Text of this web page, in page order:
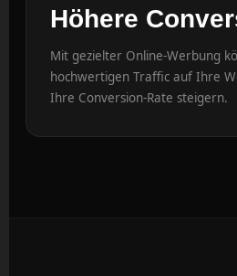
Höhere
Mit gezielter Online-Werbung
hochwertigen Traffic auf Ihre
Ihre Conversion-Rate steigern.